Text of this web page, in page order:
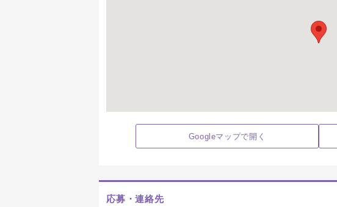
Googleマップで開く
応募・連絡先